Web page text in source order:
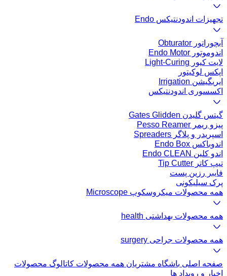
تجهیزات اندودنتیکس Endo
آبچوراتور Obturator
اندوموتور Endo Motor
لایت کیور Light-Curing
اپکس لوکیتور
ایریگیشن Irrigation
اکسسوری اندودنتیکس
گیتس گلیدن Gates Glidden
پیزو ریمر Pesso Reamer
اسپریدر و پلاگر Spreaders
اندوباکس Endo Box
اندو کلین Endo CLEAN
تیپ کاتر Tip Cutter
فایبر رزین پست
پرک سیلیکونی
همه محصولات میکروسکوپ Microscope
همه محصولات بهداشتی health
همه محصولات جراحی surgery
صفحه اصلی باشگاه مشتریان همه محصولات کاتالوگ محصولات
اخبار و رویداد ها